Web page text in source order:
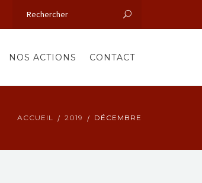
NOS ACTIONS CONTACT
ACCUEIL 2019 DÉCEMBRE